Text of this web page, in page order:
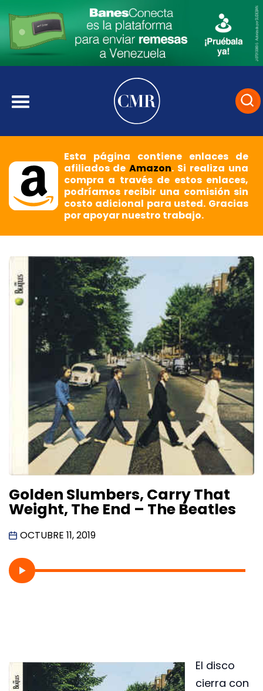
Esta página contiene enlaces de
afiliados deAmazon. Si realiza una
compra a través de estos enlaces,
podríamos recibir una comisión sin
costo adicional para usted. Gracias
por apoyar nuestro trabajo.
Golden Slumbers, Carry That
Weight, The End – The Beatles
OCTUBRE 11, 2019
El disco
cierra con